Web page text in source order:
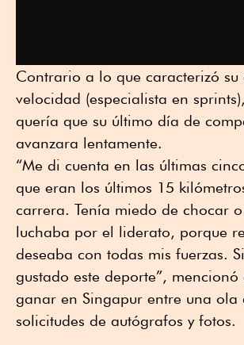
Contrario a lo que caracterizó
velocidad (especialista en
quería que su último día de
avanzara lentamente.
“Me di cuenta en las últimas
que eran los últimos 15
carrera. Tenía miedo de chocar
luchaba por el liderato, porque
deseaba con todas mis fuerzas.
gustado este deporte”, mencionó
ganar en Singapur entre una ola
solicitudes de autógrafos y fotos.